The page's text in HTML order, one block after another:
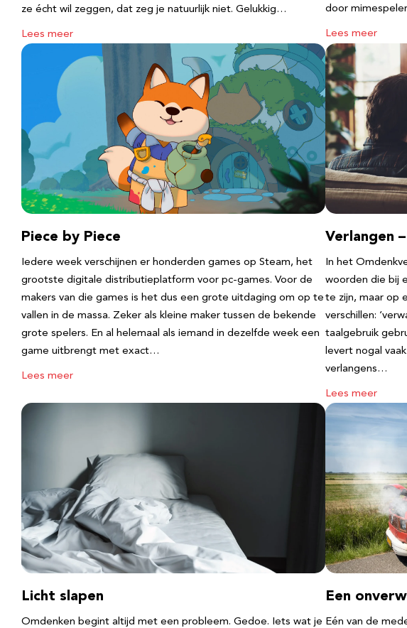
ze écht wil zeggen, dat zeg je natuurlijk niet. Gelukkig…
Lees meer
door
Lees meer
Piece by Piece
Iedere week verschijnen er honderden games op Steam, het
grootste digitale distributieplatform voor pc-games. Voor de
makers van die games is het dus een grote uitdaging om op te
vallen in de massa. Zeker als kleine maker tussen de bekende
grote spelers. En al helemaal als iemand in dezelfde week een
game uitbrengt met exact…
Lees meer
Verlangen
In het
woorden die bij
te zijn, maar op
verschillen:
taalgebruik
levert nogal
verlangens…
Lees meer
Licht slapen
Omdenken begint altijd met een probleem. Gedoe. Iets wat je
Een
Eén van de